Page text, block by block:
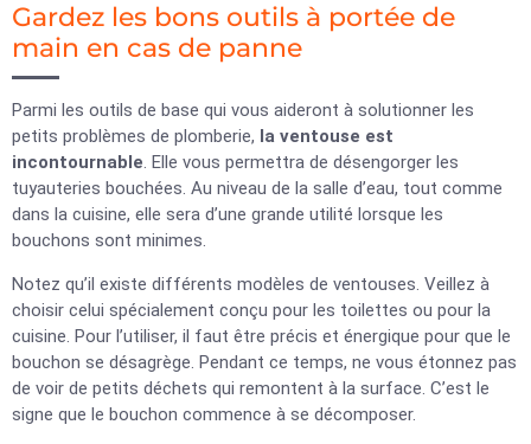
Gardez les bons outils à portée de
main en cas de panne
Parmi les outils de base qui vous aideront à solutionner les
petits problèmes de plomberie, la ventouse est
incontournable. Elle vous permettra de désengorger les
tuyauteries bouchées. Au niveau de la salle d’eau, tout comme
dans la cuisine, elle sera d’une grande utilité lorsque les
bouchons sont minimes.
Notez qu’il existe différents modèles de ventouses. Veillez à
choisir celui spécialement conçu pour les toilettes ou pour la
cuisine. Pour l’utiliser, il faut être précis et énergique pour que le
bouchon se désagrège. Pendant ce temps, ne vous étonnez pas
de voir de petits déchets qui remontent à la surface. C’est le
signe que le bouchon commence à se décomposer.